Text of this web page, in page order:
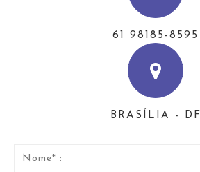
61 98185-8595
BRASÍLIA - DF